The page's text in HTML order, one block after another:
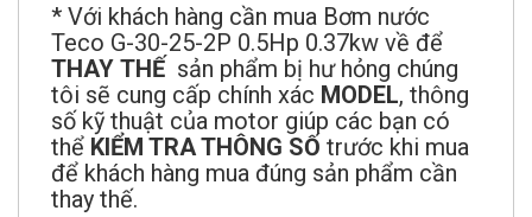
* Với khách hàng cần mua Bơm nước
Teco G-30-25-2P 0.5Hp 0.37kw về để
THAY THẾ sản phẩm bị hư hỏng chúng
tôi sẽ cung cấp chính xác MODEL, thông
số kỹ thuật của motor giúp các bạn có
thể KIỂM TRA THÔNG SỐ trước khi mua
để khách hàng mua đúng sản phẩm cần
thay thế.